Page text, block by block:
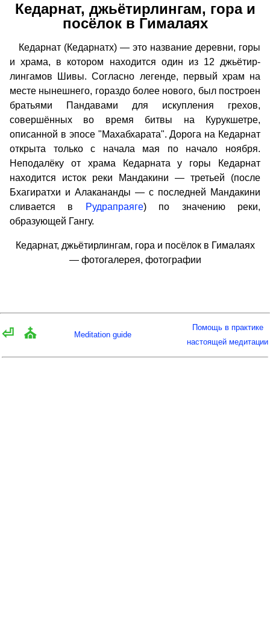
Кедарнат, джьётирлингам, гора и
посёлок в Гималаях
Кедарнат (Кедарнатх) — это название деревни, горы
и храма, в котором находится один из 12 джьётир-
лингамов Шивы. Согласно легенде, первый храм на
месте нынешнего, гораздо более нового, был построен
братьями Пандавами для искупления грехов,
совершённых во время битвы на Курукшетре,
описанной в эпосе "Махабхарата". Дорога на Кедарнат
открыта только с начала мая по начало ноября.
Неподалёку от храма Кедарната у горы Кедарнат
находится исток реки Мандакини — третьей (после
Бхагиратхи и Алакананды — с последней Мандакини
сливается в
Рудрапраяге) по значению реки,
образующей Гангу.
Кедарнат, джьётирлингам, гора и посёлок в Гималаях
— фотогалерея, фотографии
⏎ ⛪ Meditation guide
Помощь в практике
настоящей медитации